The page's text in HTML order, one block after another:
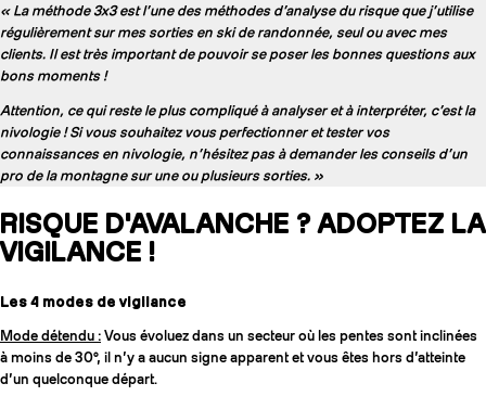
« La méthode 3x3 est l’une des méthodes d’analyse du risque que j’utilise
régulièrement sur mes sorties en ski de randonnée, seul ou avec mes
clients. Il est très important de pouvoir se poser les bonnes questions aux
bons moments !
Attention, ce qui reste le plus compliqué à analyser et à interpréter, c’est la
nivologie ! Si vous souhaitez vous perfectionner et tester vos
connaissances en nivologie, n’hésitez pas à demander les conseils d’un
pro de la montagne sur une ou plusieurs sorties. »
RISQUE D'AVALANCHE ? ADOPTEZ LA
VIGILANCE !
Les 4 modes de vigilance
Mode détendu : Vous évoluez dans un secteur où les pentes sont inclinées
à moins de 30°, il n’y a aucun signe apparent et vous êtes hors d’atteinte
d’un quelconque départ.